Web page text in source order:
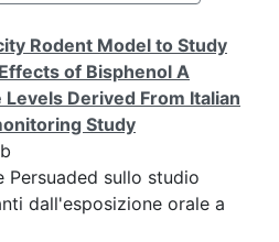
Rodent Model to Study
of Bisphenol A
Levels Derived From Italian
Study
Persuaded sullo studio
dall'esposizione orale a